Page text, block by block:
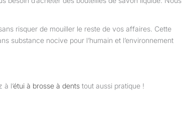
risquer de mouiller le reste de vos affaires. Cette
substance nocive pour l’humain et l’environnement
l’étui à brosse à dentstout aussi pratique !